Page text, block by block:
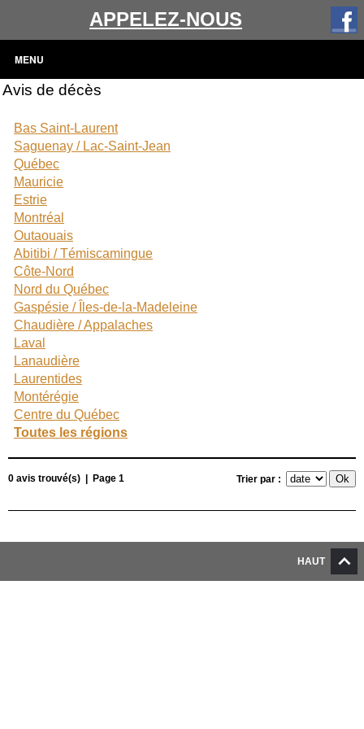
APPELEZ-NOUS
MENU
Avis de décès
Bas Saint-Laurent
Saguenay / Lac-Saint-Jean
Québec
Mauricie
Estrie
Montréal
Outaouais
Abitibi / Témiscamingue
Côte-Nord
Nord du Québec
Gaspésie / Îles-de-la-Madeleine
Chaudière / Appalaches
Laval
Lanaudière
Laurentides
Montérégie
Centre du Québec
Toutes les régions
0 avis trouvé(s) | Page 1 Trier par :
HAUT